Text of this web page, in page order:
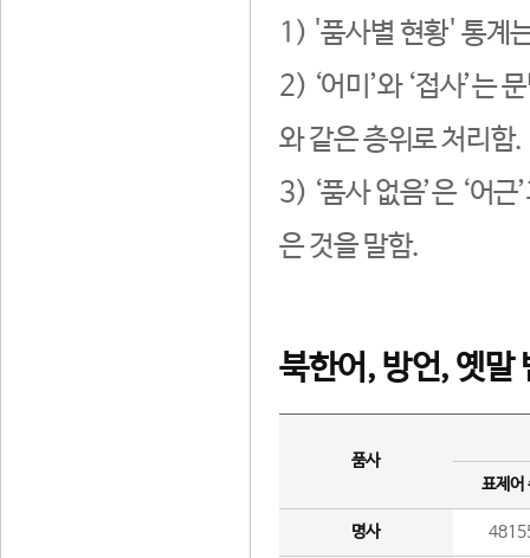
1) '품사별 현황' 통계
2) ‘어미’와 ‘접사’는
와 같은 층위로 처리함.
3) ‘품사 없음’은 ‘어
은 것을 말함.
북한어, 방언, 옛말
품사
표제어
명사